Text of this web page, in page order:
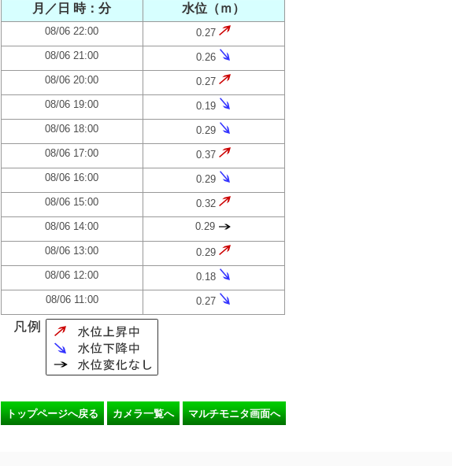
月／日 時：分
水位（ｍ）
08/06 22:00
0.27
08/06 21:00
0.26
08/06 20:00
0.27
08/06 19:00
0.19
08/06 18:00
0.29
08/06 17:00
0.37
08/06 16:00
0.29
08/06 15:00
0.32
08/06 14:00
0.29
08/06 13:00
0.29
08/06 12:00
0.18
08/06 11:00
0.27
トップページへ戻る カメラ一覧へ マルチモニタ画面へ